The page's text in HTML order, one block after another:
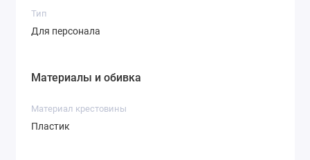
Тип
Для персонала
Материалы и обивка
Материал крестовины
Пластик